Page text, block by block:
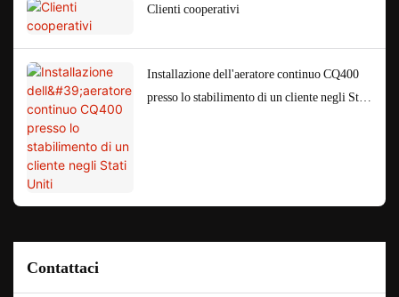
Clienti cooperativi
Installazione dell'aeratore continuo CQ400
presso lo stabilimento di un cliente negli Stati
Contattaci